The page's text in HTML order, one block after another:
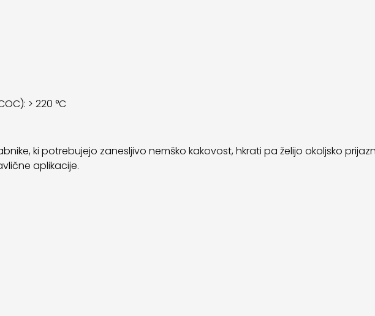
> 220 °C
ki potrebujejo zanesljivo nemško kakovost, hkrati pa želijo okoljsko
aplikacije.